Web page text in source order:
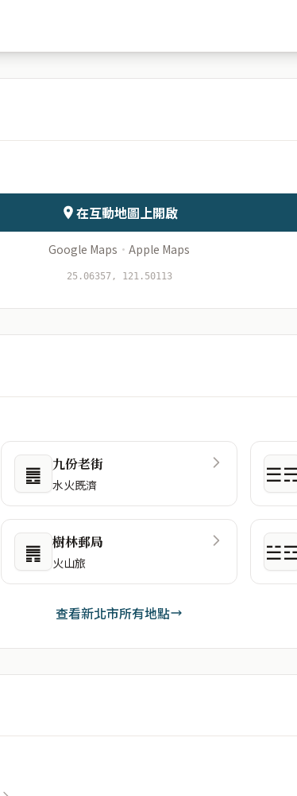
在互動地圖上開啟
Google Maps · Apple Maps
25.06357, 121.50113
䷌ 九份老街
水火既濟
䷠ 樹林郵局
火山旅
查看新北市所有地點